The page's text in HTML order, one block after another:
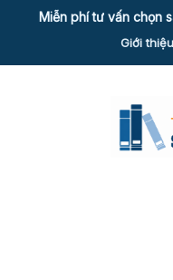
Miễn phí tư vấn chọn
Giới thiệu